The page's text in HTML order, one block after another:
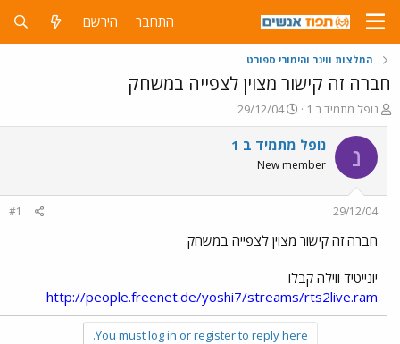
התחבר הירשם
המלצות ווינר והימורי ספורט
חברה זה קישור מצוין לצפייה במשחק
פ
ו
ת
ח
ה
ש
א
נופל מתמיד ב 1
פ
ו
ר
ם
ר
29/12/04
נ נופל מתמיד ב 1
New member
29/12/04
#1
חברה זה קישור מצוין לצפייה במשחק
יונייטיד ווילה קבלו
http://people.freenet.de/yoshi7/streams/rts2live.ram
You must log in or register to reply here.